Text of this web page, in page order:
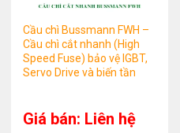
Cầu chì Bussmann FWH –
Cầu chì cắt nhanh (High
Speed Fuse) bảo vệ IGBT,
Servo Drive và biến tần
Giá bán: Liên hệ